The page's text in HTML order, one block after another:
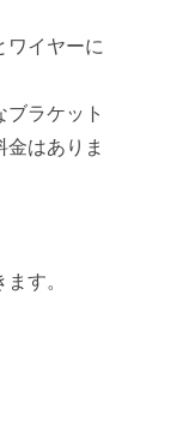
ワイヤーに
ブラケット
はありま
す。